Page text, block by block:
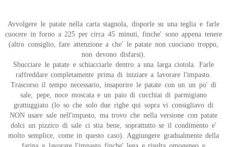
Avvolgere le patate nella carta stagnola, disporle su una teglia e farle
cuocere in forno a 225 per circa 45 minuti, finche' sono appena tenere
(altro consiglio, fare attenzione a che' le patate non cuociano troppo,
non devono disfarsi).
Sbucciare le patate e schiacciarle dentro a una larga ciotola. Farle
raffreddare completamente prima di iniziare a lavorare l'impasto.
Trascorso il tempo necessario, insaporire le patate con un un po' di
sale, pepe, noce moscata e un paio di cucchiai di parmigiano
grattuggiato (lo so che solo due righe qui sopra vi consigliavo di
NON usare sale nell'impasto, ma trovo che nella versione con patate
dolci un pizzico di sale ci stia bene, soprattutto se il condimento e'
molto semplice, come in questo caso). Aggiungere gradualmente della